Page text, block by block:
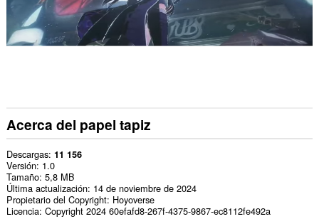
Acerca del papel tapiz
Descargas 11 156
Versión 1.0
Tamaño 5,8 MB
Última actualización 14 de noviembre de 2024
Propietario del Copyright Hoyoverse
Licencia Copyright 2024 60efafd8-267f-4375-9867-ec8112fe492a